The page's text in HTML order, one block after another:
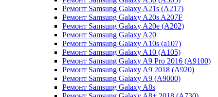
Ремонт Samsung Galaxy A21s (A217)
Ремонт Samsung Galaxy A20s A207F
Ремонт Samsung Galaxy A20e (A202)
Ремонт Samsung Galaxy A20
Ремонт Samsung Galaxy A10s (a107)
Ремонт Samsung Galaxy A10 (A105)
Ремонт Samsung Galaxy A9 Pro 2016 (A9100)
Ремонт Samsung Galaxy A9 2018 (A920)
Ремонт Samsung Galaxy A9 (A9000)
Ремонт Samsung Galaxy A8s